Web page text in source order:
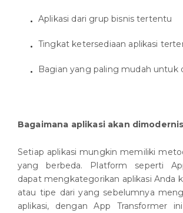
Aplikasi dari grup bisnis tertentu
Tingkat ketersediaan aplikasi
Bagian yang paling mudah untuk
Bagaimana aplikasi akan
Setiap aplikasi mungkin memiliki
yang berbeda. Platform seperti
dapat mengkategorikan aplikasi Anda
atau tipe dari yang sebelumnya
aplikasi, dengan App Transformer